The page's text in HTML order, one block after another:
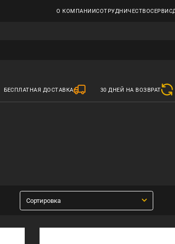
О КОМПАНИИСОТРУДНИЧЕСТВОСЕРВИС
БЕСПЛАТНАЯ ДОСТАВКА 30 ДНЕЙ НА ВОЗВРАТ
Сортировка